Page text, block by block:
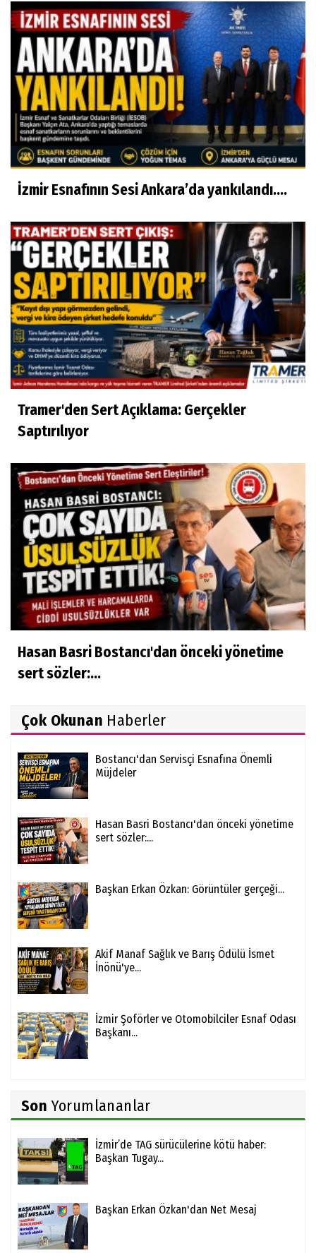
İzmir Esnafının Sesi Ankara’da yankılandı….
Tramer'den Sert Açıklama: Gerçekler
Saptırılıyor
Hasan Basri Bostancı'dan önceki yönetime
sert sözler:...
Çok Okunan Haberler
Bostancı'dan Servisçi Esnafına Önemli
Müjdeler
Hasan Basri Bostancı'dan önceki yönetime
sert sözler:...
Başkan Erkan Özkan: Görüntüler gerçeği...
Akif Manaf Sağlık ve Barış Ödülü İsmet
İnönü'ye...
İzmir Şoförler ve Otomobilciler Esnaf Odası
Başkanı...
Son Yorumlananlar
İzmir’de TAG sürücülerine kötü haber:
Başkan Tugay...
Başkan Erkan Özkan'dan Net Mesaj